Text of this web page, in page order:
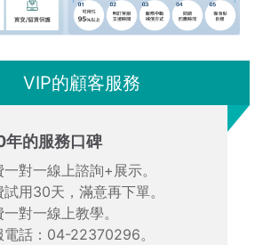
VIP的顧客服務
年的服務口碑
對一線上諮詢+展示。
用30天，滿意再下單。
對一線上教學。
話：04-22370296。